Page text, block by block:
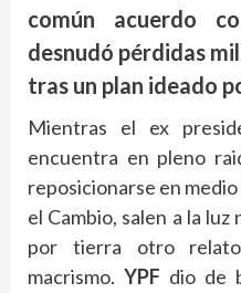
común acuerdo
desnudó pérdidas
tras un plan ideado
Mientras el ex
encuentra en pleno
reposicionarse en
el Cambio, salen a la
por tierra otro
macrismo. YPF dio de